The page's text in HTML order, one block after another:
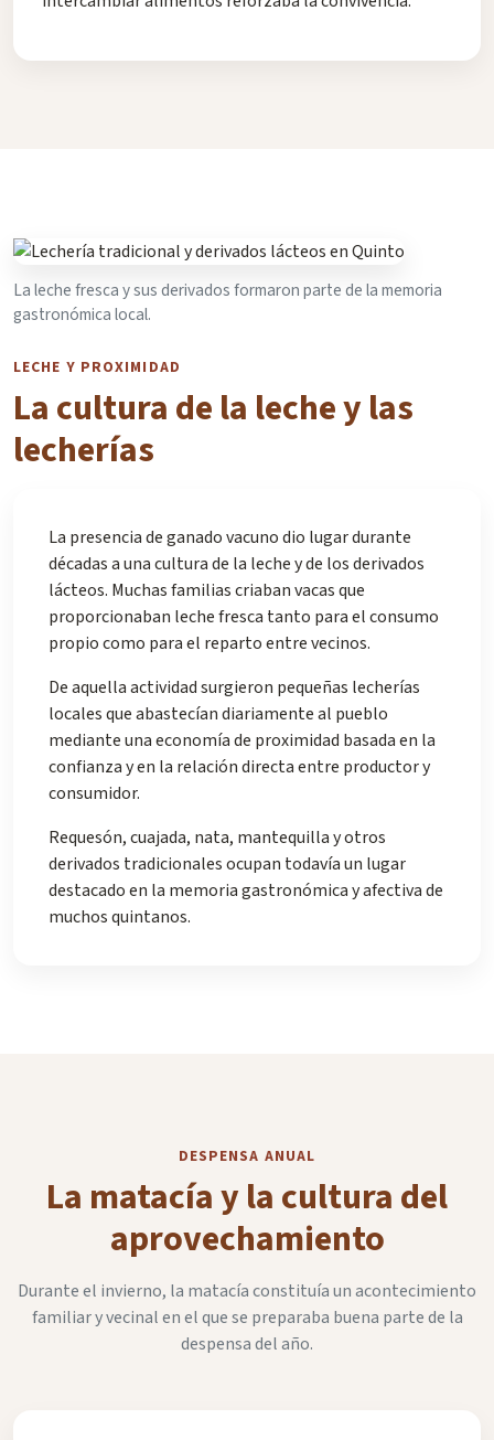
La leche fresca y sus derivados formaron parte de la memoria
gastronómica local.
LECHE Y PROXIMIDAD
La cultura de la leche y las
lecherías
La presencia de ganado vacuno dio lugar durante
décadas a una cultura de la leche y de los derivados
lácteos. Muchas familias criaban vacas que
proporcionaban leche fresca tanto para el consumo
propio como para el reparto entre vecinos.
De aquella actividad surgieron pequeñas lecherías
locales que abastecían diariamente al pueblo
mediante una economía de proximidad basada en la
confianza y en la relación directa entre productor y
consumidor.
Requesón, cuajada, nata, mantequilla y otros
derivados tradicionales ocupan todavía un lugar
destacado en la memoria gastronómica y afectiva de
muchos quintanos.
DESPENSA ANUAL
La matacía y la cultura del
aprovechamiento
Durante el invierno, la matacía constituía un acontecimiento
familiar y vecinal en el que se preparaba buena parte de la
despensa del año.